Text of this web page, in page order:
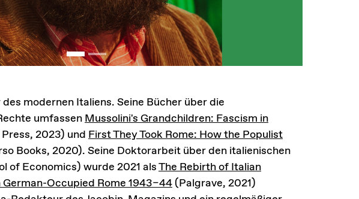
modernen Italiens. Seine Bücher über die
umfassenMussolini's Grandchildren: Fascism in
2023) und First They Took Rome: How the Populist
Books, 2020). Seine Doktorarbeit über den italienischen
of Economics) wurde 2021 alsThe Rebirth of Italian
Occupied Rome 1943–44 (Palgrave, 2021)